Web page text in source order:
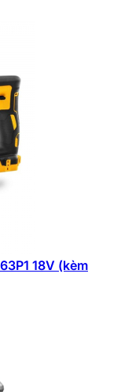
18V (kèm